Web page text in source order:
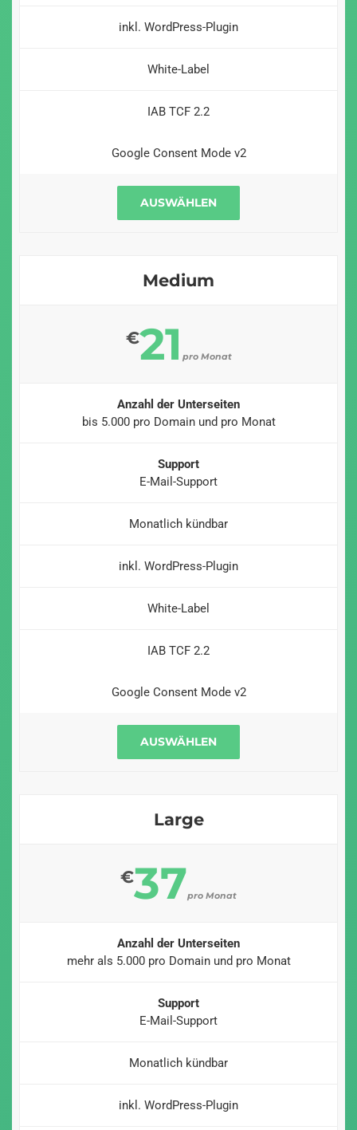
inkl. WordPress-Plugin
White-Label
IAB TCF 2.2
Google Consent Mode v2
AUSWÄHLEN
Medium
€21 pro Monat
Anzahl der Unterseiten
bis 5.000 pro Domain und pro Monat
Support
E-Mail-Support
Monatlich kündbar
inkl. WordPress-Plugin
White-Label
IAB TCF 2.2
Google Consent Mode v2
AUSWÄHLEN
Large
€37pro Monat
Anzahl der Unterseiten
mehr als 5.000 pro Domain und pro Monat
Support
E-Mail-Support
Monatlich kündbar
inkl. WordPress-Plugin